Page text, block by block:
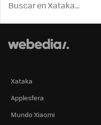
Xataka
Applesfera
Mundo Xiaomi